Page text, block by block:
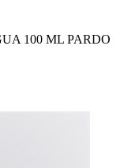
100 ML PARDO